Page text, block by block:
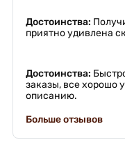
Достоинства:
приятно удивлена
Достоинства:
заказы, все хорошо
описанию.
Больше отзывов